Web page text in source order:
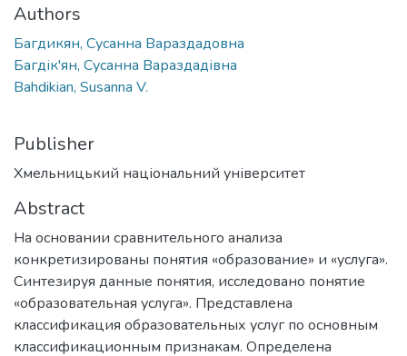
Authors
Багдикян, Сусанна Вараздадовна
Багдік'ян, Сусанна Вараздадівна
Bahdikian, Susanna V.
Publisher
Хмельницький національний університет
Abstract
На основании сравнительного анализа
конкретизированы понятия «образование» и «услуга».
Синтезируя данные понятия, исследовано понятие
«образовательная услуга». Представлена
классификация образовательных услуг по основным
классификационным признакам. Определена